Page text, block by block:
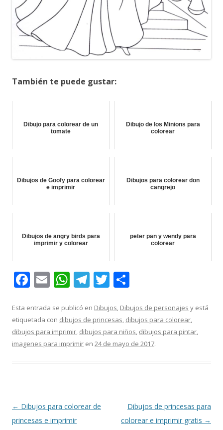
También te puede gustar:
Dibujo para colorear de un
tomate
Dibujo de los Minions para
colorear
Dibujos de Goofy para colorear
e imprimir
Dibujos para colorear don
cangrejo
Dibujos de angry birds para
imprimir y colorear
peter pan y wendy para
colorear
F
e
b
o
E
ai
l
W
at
s
A
T
e
gr
a
T
itt
er
m
p
ar
Esta entrada se publicó en Dibujos, Dibujos de personajes y está
etiquetada con dibujos de princesas, dibujos para colorear,
dibujos para imprimir, dibujos para niños, dibujos para pintar,
imagenes para imprimir en 24 de mayo de 2017.
Navegación
de
← Dibujos para colorear de
princesas e imprimir
Dibujos de princesas para
colorear e imprimir gratis →